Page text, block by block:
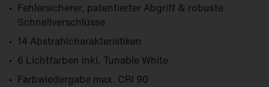
Fehlersicherer, patentierter Abgriff & robuste
Schnellverschlüsse
14 Abstrahlcharakteristiken
6 Lichtfarben inkl. Tunable White
Farb­wiedergabe max. CRI 90